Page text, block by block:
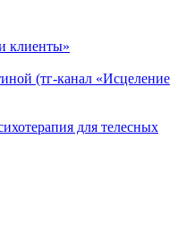
клиенты»
(тг-канал «Исцеление
для телесных